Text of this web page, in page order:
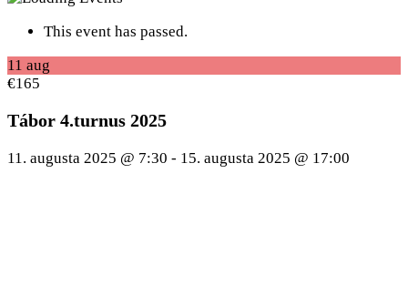
This event has passed.
11 aug
€165
Tábor 4.turnus 2025
11. augusta 2025 @ 7:30 - 15. augusta 2025 @ 17:00